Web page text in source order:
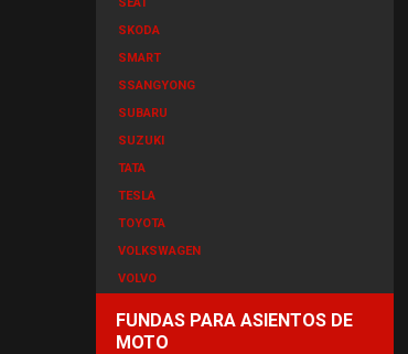
SKODA
SMART
SSANGYONG
SUBARU
SUZUKI
TATA
TESLA
TOYOTA
VOLKSWAGEN
VOLVO
FUNDAS PARA ASIENTOS DE
MOTO